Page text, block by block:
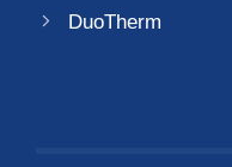
DuoTherm